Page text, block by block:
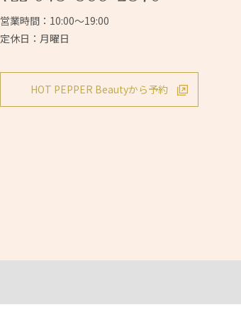
営業時間：10:00～19:00
定休日：月曜日
HOT PEPPER Beautyから予約